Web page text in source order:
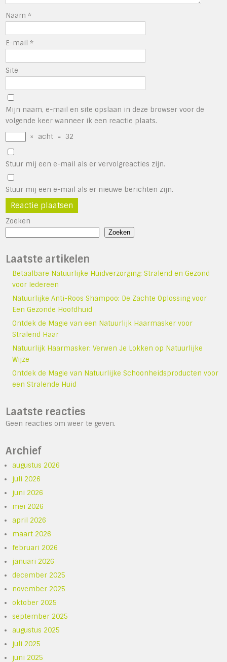
Naam*
E-mail*
Site
Mijn naam, e-mail en site opslaan in deze browser voor de
volgende keer wanneer ik een reactie plaats.
×
acht = 32
Stuur mij een e-mail als er vervolgreacties zijn.
Stuur mij een e-mail als er nieuwe berichten zijn.
Zoeken
Zoeken
Laatste artikelen
Betaalbare Natuurlijke Huidverzorging: Stralend en Gezond
voor Iedereen
Natuurlijke Anti-Roos Shampoo: De Zachte Oplossing voor
Een Gezonde Hoofdhuid
Ontdek de Magie van een Natuurlijk Haarmasker voor
Stralend Haar
Natuurlijk Haarmasker: Verwen Je Lokken op Natuurlijke
Wijze
Ontdek de Magie van Natuurlijke Schoonheidsproducten voor
een Stralende Huid
Laatste reacties
Geen reacties om weer te geven.
Archief
augustus 2026
juli 2026
juni 2026
mei 2026
april 2026
maart 2026
februari 2026
januari 2026
december 2025
november 2025
oktober 2025
september 2025
augustus 2025
juli 2025
juni 2025